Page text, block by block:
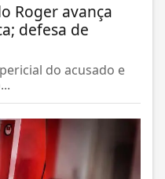
Roger avança
defesa de
do acusado e